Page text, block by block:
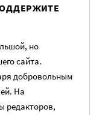
но
сайта.
добровольным
На
редакторов,